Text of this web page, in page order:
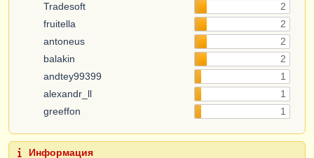
Tradesoft
2
fruitella
2
antoneus
2
balakin
2
andtey99399
1
alexandr_ll
1
greeffon
1
Информация